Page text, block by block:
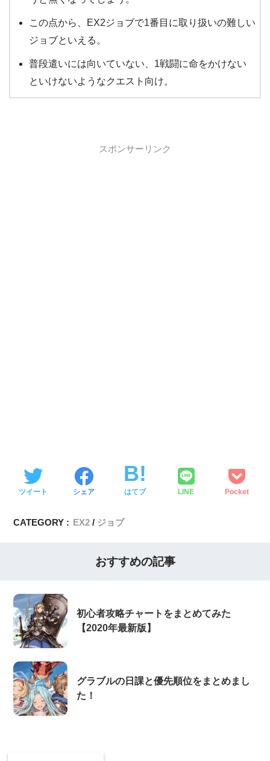
この点から、EX2ジョブで1番目に取り扱いの難しい
ジョブといえる。
普段遣いには向いていない、1戦闘に命をかけない
といけないようなクエスト向け。
スポンサーリンク
ツイート シェア はてブ LINE Pocket
CATEGORY : EX2 ジョブ
おすすめの記事
初心者攻略チャートをまとめてみた
【2020年最新版】
グラブルの日課と優先順位をまとめまし
た！